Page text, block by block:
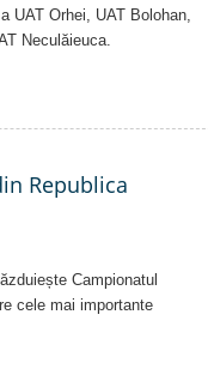
UAT Orhei, UAT Bolohan,
Neculăieuca.
Republica
Campionatul
cele mai importante